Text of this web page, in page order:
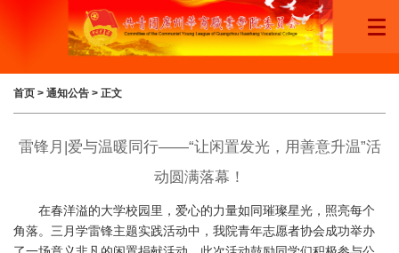
首页 > 通知公告 > 正文
雷锋月|爱与温暖同行——“让闲置发光，用善意升温”活
动圆满落幕！
在春洋溢的大学校园里，爱心的力量如同璀璨星光，照亮每个
角落。三月学雷锋主题实践活动中，我院青年志愿者协会成功举办